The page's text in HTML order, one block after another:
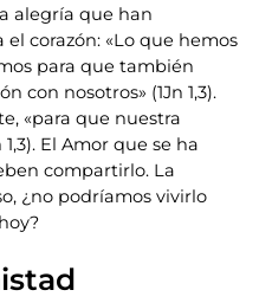
alegría que han
corazón: «Lo que hemos
para que también
con nosotros» (1Jn 1,3).
«para que nuestra
El Amor que se ha
compartirlo. La
¿no podríamos vivirlo